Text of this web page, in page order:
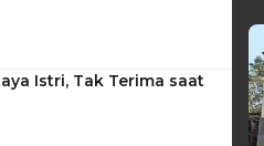
Istri, Tak Terima saat